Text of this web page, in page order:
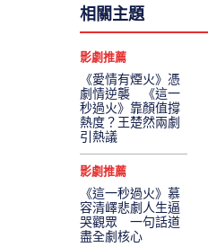
相關主題
影劇推薦
《愛情有煙火》憑
劇情逆襲 《這一
秒過火》靠顏值撐
熱度？王楚然兩劇
引熱議
影劇推薦
《這一秒過火》慕
容清嶧悲劇人生逼
哭觀眾 一句話道
盡全劇核心